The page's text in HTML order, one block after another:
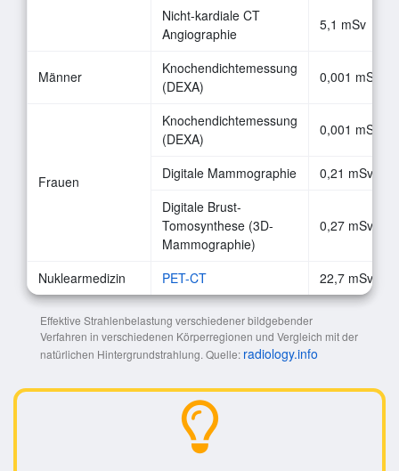
Nicht-kardiale CT
Angiographie
5,1 mSv
Männer
Knochendichtemessung
(DEXA)
0,001 mSv
Frauen
Knochendichtemessung
(DEXA)
0,001 mSv
Digitale Mammographie
0,21 mSv
Digitale Brust-
Tomosynthese (3D-
Mammographie)
0,27 mSv
Nuklearmedizin PET-CT 22,7 mSv
Effektive Strahlenbelastung verschiedener bildgebender
Verfahren in verschiedenen Körperregionen und Vergleich mit der
natürlichen Hintergrundstrahlung. Quelle: radiology.info